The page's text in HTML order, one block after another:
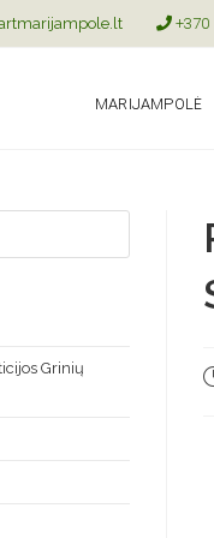
+370
MARIJAMPOLĖ
Grinių